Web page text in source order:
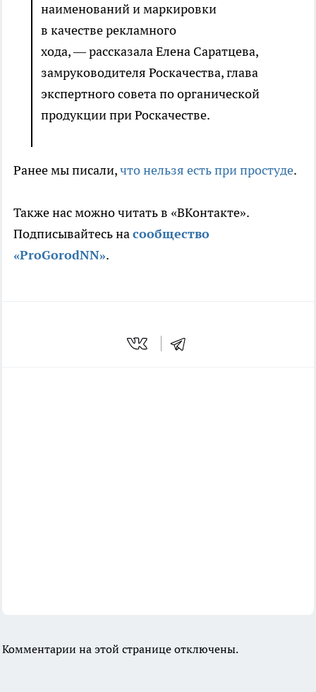
наименований и маркировки
в качестве рекламного
хода, — рассказала Елена Саратцева,
замруководителя Роскачества, глава
экспертного совета по органической
продукции при Роскачестве.
Ранее мы писали,что нельзя есть при простуде.
Также нас можно читать в «ВКонтакте».
Подписывайтесь насообщество
«ProGorodNN».
Комментарии на этой странице отключены.